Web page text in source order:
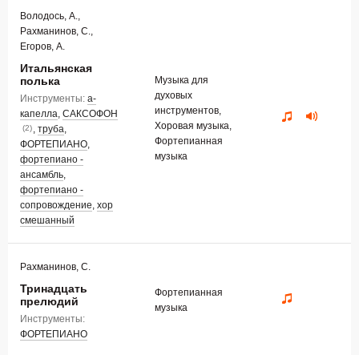
Володось, А.,
Рахманинов, С.,
Егоров, А.
Итальянская
полька
Инструменты: а-
капелла, САКСОФОН
(2), труба,
ФОРТЕПИАНО,
фортепиано -
ансамбль,
фортепиано -
сопровождение, хор
смешанный
Музыка для
духовых
инструментов,
Хоровая музыка,
Фортепианная
музыка
Рахманинов, С.
Тринадцать
прелюдий
Инструменты:
ФОРТЕПИАНО
Фортепианная
музыка